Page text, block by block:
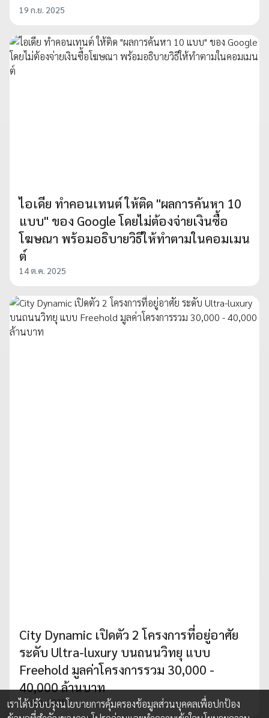
19 ก.ย. 2025
ไอเดีย ทำคอนเทนต์ ให้ติด "ผลการค้นหา 10
แบบ" ของ Google โดยไม่ต้องจ่ายเงินซื้อ
โฆษณา พร้อมอธิบายวิธีให้ทำตามในคอมเมน
ต์
14 ต.ค. 2025
City Dynamic เปิดตัว 2 โครงการที่อยู่อาศัย
ระดับ Ultra-luxury บนถนนวิทยุ แบบ
Freehold มูลค่าโครงการรวม 30,000 -
40,000 ล้านบาท
16 ต.ค. 2025
เราได้ปรับปรุงนโยบายการคุ้มครองข้อมูลส่วนบุคคลเพื่อปกป้อง